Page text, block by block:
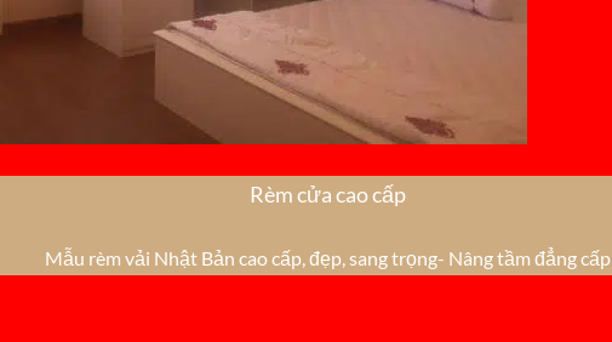
Rèm cửa cao cấp
Mẫu rèm vải Nhật Bản cao cấp, đẹp, sang trọng- Nâng tầm đẳng cấp